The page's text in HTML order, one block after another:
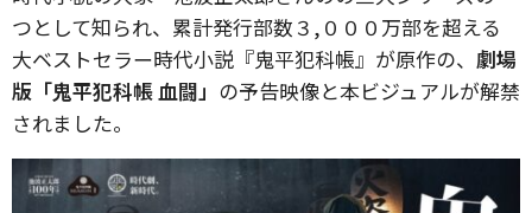
つとして知られ、累計発行部数３,０００万部を超える
大ベストセラー時代小説『鬼平犯科帳』が原作の、 劇場
版「鬼平犯科帳 血闘」 の予告映像と本ビジュアルが解禁
されました。